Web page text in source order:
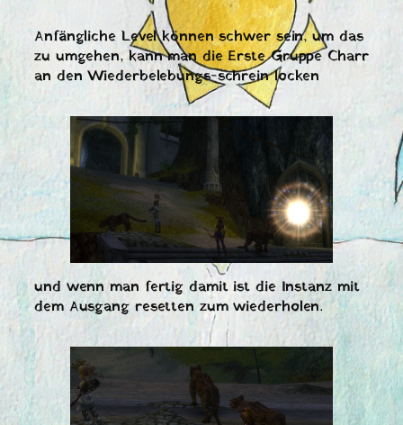
Anfängliche Level können schwer sein, um das
zu umgehen, kann man die Erste Gruppe Charr
an den Wiederbelebungs-schrein locken
und wenn man fertig damit ist die Instanz mit
dem Ausgang resetten zum wiederholen.